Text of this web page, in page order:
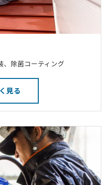
、除菌コーティング
見る